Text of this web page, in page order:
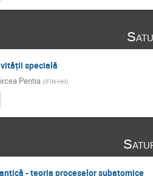
specială
Pentia (IFIN-HH)
- teoria proceselor subatomice